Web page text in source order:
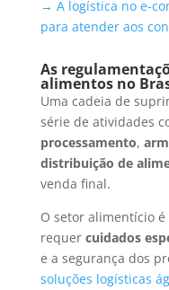
→ A logística no e-
para atender aos
As
alimentos no
Uma cadeia de
série de atividades
processamento,
distribuição de
venda final.
O setor alimentício é
requercuidados
e a segurança dos
soluções logísticas